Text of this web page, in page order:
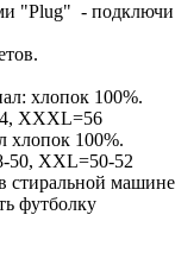
"Plug" - подключи
хлопок 100%.
XXXL=56
хлопок 100%.
50, XXL=50-52
стиральной машине
футболку